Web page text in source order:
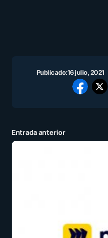
Publicado:16 julio, 2021
Entrada anterior